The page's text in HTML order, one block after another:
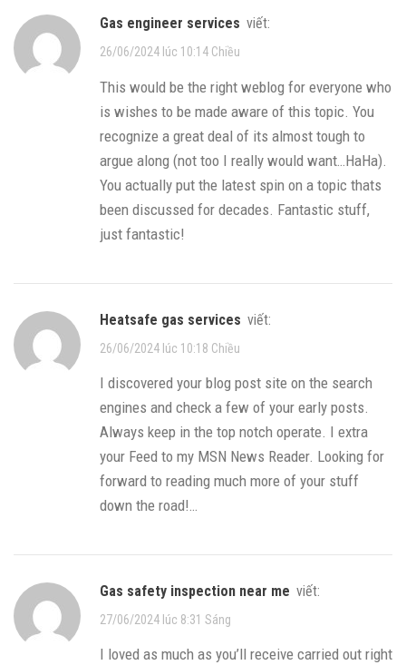
gas engineer services viết:
26/06/2024 lúc 10:14 Chiều
This would be the right weblog for everyone who
is wishes to be made aware of this topic. You
recognize a great deal of its almost tough to
argue along (not too I really would want…HaHa).
You actually put the latest spin on a topic thats
been discussed for decades. Fantastic stuff,
just fantastic!
heatsafe gas services viết:
26/06/2024 lúc 10:18 Chiều
I discovered your blog post site on the search
engines and check a few of your early posts.
Always keep in the top notch operate. I extra
your Feed to my MSN News Reader. Looking for
forward to reading much more of your stuff
down the road!…
gas safety inspection near me viết:
27/06/2024 lúc 8:31 Sáng
I loved as much as you’ll receive carried out right